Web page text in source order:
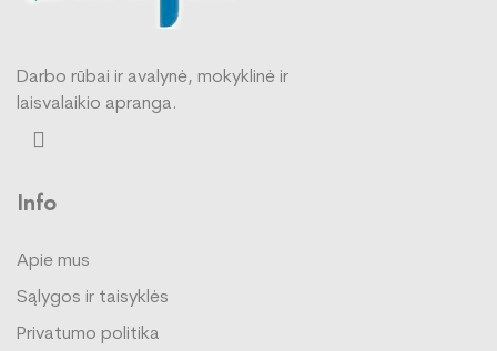
Darbo rūbai ir avalynė, mokyklinė ir
laisvalaikio apranga.
Info
Apie mus
Sąlygos ir taisyklės
Privatumo politika